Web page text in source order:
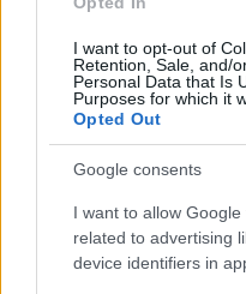
I want to opt-out of
Retention, Sale, and/
Personal Data that Is
Purposes for which it
Opted Out
Google consents
I want to allow
related to advertising
device identifiers in
anyósával. Amikor az idős
„Én vagyok, mama. Grace.
Senki nem megy el.”
Mrs. Turner remegett,
egyenletes lett, és